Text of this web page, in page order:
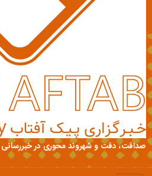
صداقت، دقت و شهروند محوری در خبررسانی